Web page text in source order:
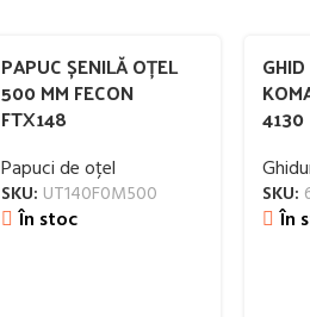
PAPUC ȘENILĂ OȚEL
500 MM FECON
FTX148
Papuci de oțel
SKU: UT140F0M500
În stoc
4130
SKU:
În